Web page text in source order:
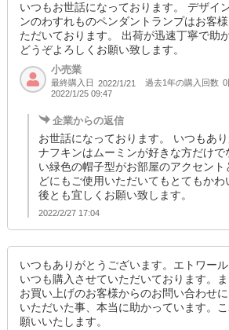
いつもお世話になっております。 デザイ
ンのわすれものペンダントランプはお客
ただいております。 出荷が迅速丁寧で助
どうぞよろしくお願い致します。
小売業
最終購入日 2022/1/21 過去1年の購入回数 0
2022/1/25 09:47
企業からの返信
お世話になっております。 いつもあ
ナフキンはムーミンが好きな方だけで
い緑色の帽子型がお部屋のアクセン
どにもご使用いただいてもとてもか
後とも宜しくお願い致します。
2022/2/27 17:04
いつもありがとうございます。エトワー
いつも購入させていただいております。
お買い上げのお客様からのお問い合わせ
いただいた事、本当に助かっています。
願いいたします。